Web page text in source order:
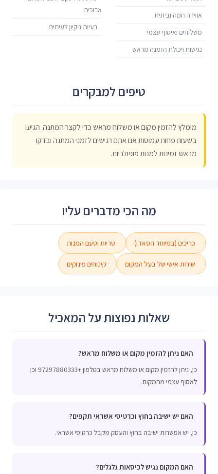
אווירה חמה וביתית
משלוחים ואיסוף עצמי
נגישות ויכולת הזמנה מראש
ארוכים
בעיות ניקיון לעיתים
טיפים למבקרים
מומלץ להזמין מקום או משלוח מראש כדי לקצר המתנה. הגיעו
בשעות פחות עמוסות אם אתם רגישים לזמני המתנה ובדקו
מראש זמינות למנות פופולריות.
מה הכי מדברים עליו
כריכים (במיוחד הסאדו) טריות וטעם המנות
שירות אישי של בעל המקום קינוחים פינוקים
שאלות נפוצות על המאכיל
האם ניתן להזמין מקום או משלוח מראש?
כן, ניתן להזמין מקום או משלוח מראש בטלפון +97297880333 וכן
לאסוף עצמי מהמקום.
האם יש ישיבה בחוץ וכרטיסי אשראי תקפים?
כן, יש אפשרות ישיבה בחוץ והעסק מקבל כרטיסי אשראי.
האם המקום נגיש לכיסאות גלגלים?